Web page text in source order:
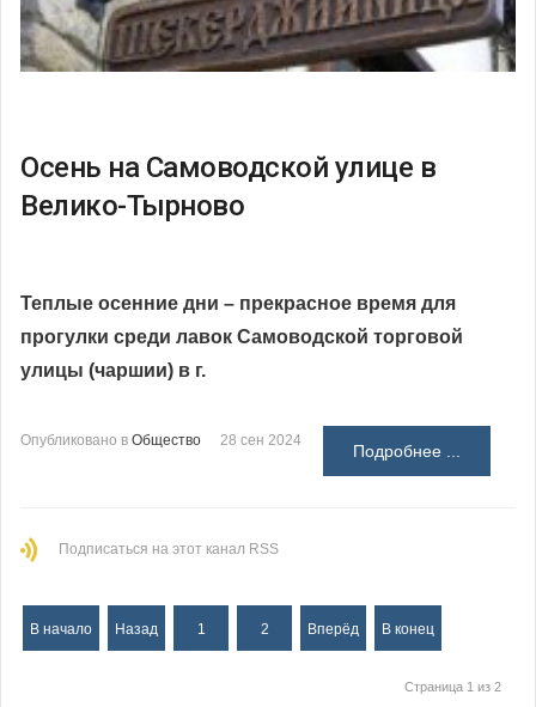
Осень на Самоводской улице в
Велико-Тырново
Теплые осенние дни – прекрасное время для
прогулки среди лавок Самоводской торговой
улицы (чаршии) в г.
Опубликовано в Общество 28 сен 2024
Подробнее ...
Подписаться на этот канал RSS
В начало Назад 1 2 Вперёд В конец
Страница 1 из 2